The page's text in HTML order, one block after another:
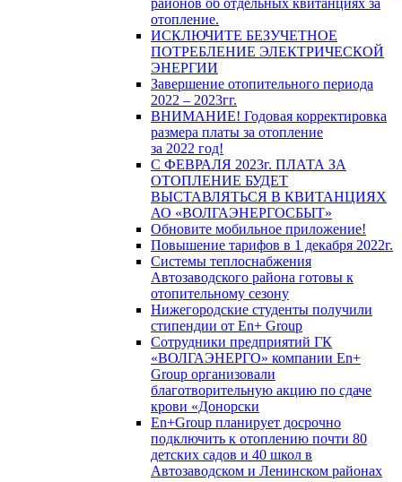
районов об отдельных квитанциях за
отопление.
ИСКЛЮЧИТЕ БЕЗУЧЕТНОЕ
ПОТРЕБЛЕНИЕ ЭЛЕКТРИЧЕСКОЙ
ЭНЕРГИИ
Завершение отопительного периода
2022 – 2023гг.
ВНИМАНИЕ! Годовая корректировка
размера платы за отопление
за 2022 год!
С ФЕВРАЛЯ 2023г. ПЛАТА ЗА
ОТОПЛЕНИЕ БУДЕТ
ВЫСТАВЛЯТЬСЯ В КВИТАНЦИЯХ
АО «ВОЛГАЭНЕРГОСБЫТ»
Обновите мобильное приложение!
Повышение тарифов в 1 декабря 2022г.
Системы теплоснабжения
Автозаводского района готовы к
отопительному сезону
Нижегородские студенты получили
стипендии от En+ Group
Сотрудники предприятий ГК
«ВОЛГАЭНЕРГО» компании En+
Group организовали
благотворительную акцию по сдаче
крови «Донорски
En+Group планирует досрочно
подключить к отоплению почти 80
детских садов и 40 школ в
Автозаводском и Ленинском районах